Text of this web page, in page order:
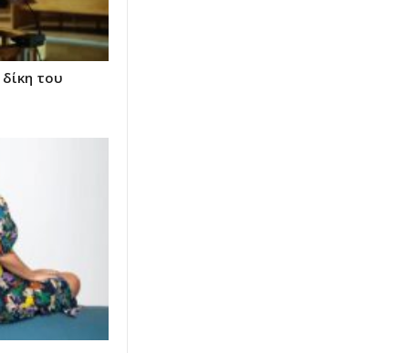
του